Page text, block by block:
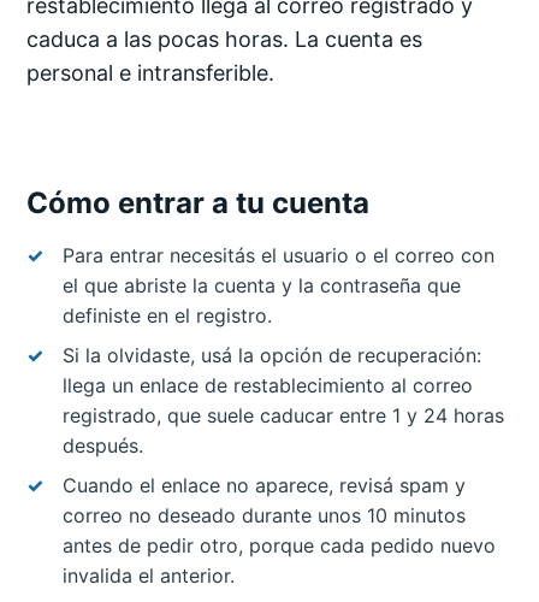
restablecimiento llega al correo registrado y
caduca a las pocas horas. La cuenta es
personal e intransferible.
Cómo entrar a tu cuenta
Para entrar necesitás el usuario o el correo con
el que abriste la cuenta y la contraseña que
definiste en el registro.
Si la olvidaste, usá la opción de recuperación:
llega un enlace de restablecimiento al correo
registrado, que suele caducar entre 1 y 24 horas
después.
Cuando el enlace no aparece, revisá spam y
correo no deseado durante unos 10 minutos
antes de pedir otro, porque cada pedido nuevo
invalida el anterior.